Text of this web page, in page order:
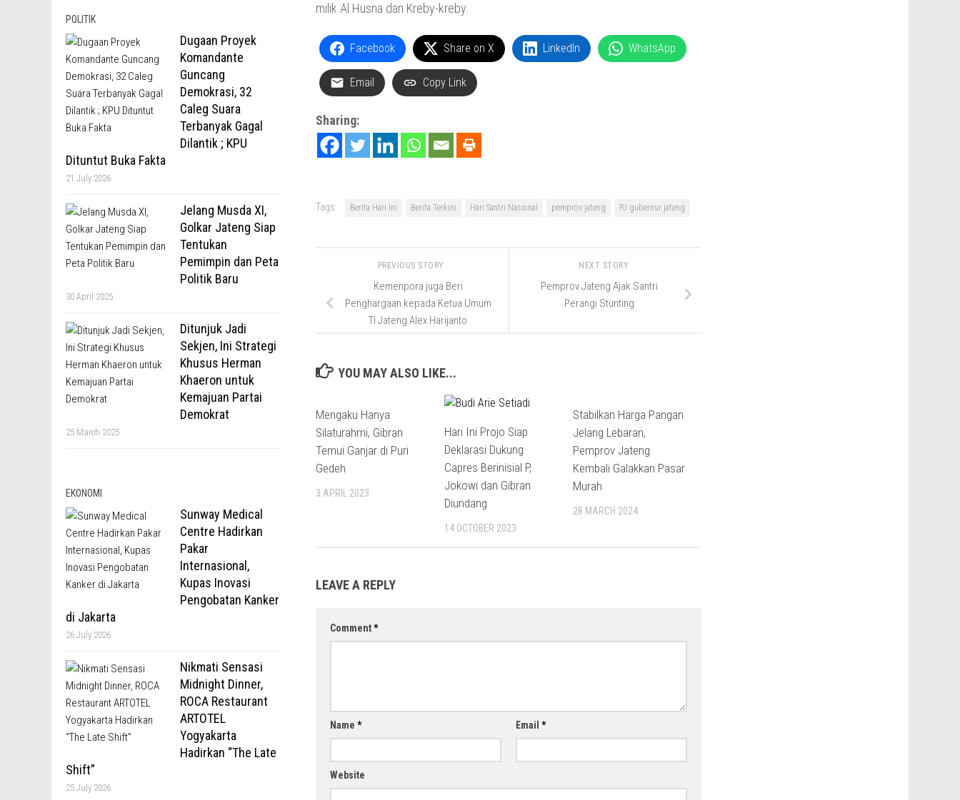
milik Al Husna dan Kreby-kreby.
Facebook Share on X LinkedIn WhatsApp
Email Copy Link
Sharing:
Tags: Berita Hari Ini Berita Terkini Hari Santri Nasional pemprov jateng PJ gubernur jateng
NEXT STORY
Pemprov Jateng Ajak Santri
Perangi Stunting
PREVIOUS STORY
Kemenpora juga Beri
Penghargaan kepada Ketua Umum
TI Jateng Alex Harijanto
YOU MAY ALSO LIKE...
Mengaku Hanya
Silaturahmi, Gibran
Temui Ganjar di Puri
Gedeh
3 APRIL 2023
Hari Ini Projo Siap
Deklarasi Dukung
Capres Berinisial P,
Jokowi dan Gibran
Diundang
14 OCTOBER 2023
Stabilkan Harga Pangan
Jelang Lebaran,
Pemprov Jateng
Kembali Galakkan Pasar
Murah
28 MARCH 2024
LEAVE A REPLY
Comment*
Name * Email *
Website
POLITIK
Dugaan Proyek
Komandante
Guncang
Demokrasi, 32
Caleg Suara
Terbanyak Gagal
Dilantik ; KPU
Dituntut Buka Fakta
21 July 2026
Jelang Musda XI,
Golkar Jateng Siap
Tentukan
Pemimpin dan Peta
Politik Baru
30 April 2025
Ditunjuk Jadi
Sekjen, Ini Strategi
Khusus Herman
Khaeron untuk
Kemajuan Partai
Demokrat
25 March 2025
EKONOMI
Sunway Medical
Centre Hadirkan
Pakar
Internasional,
Kupas Inovasi
Pengobatan Kanker
di Jakarta
26 July 2026
Nikmati Sensasi
Midnight Dinner,
ROCA Restaurant
ARTOTEL
Yogyakarta
Hadirkan “The Late
Shift”
25 July 2026